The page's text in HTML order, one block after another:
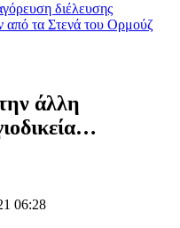
διέλευσης
από τα Στενά του Ορμούζ
άλλη
06:28